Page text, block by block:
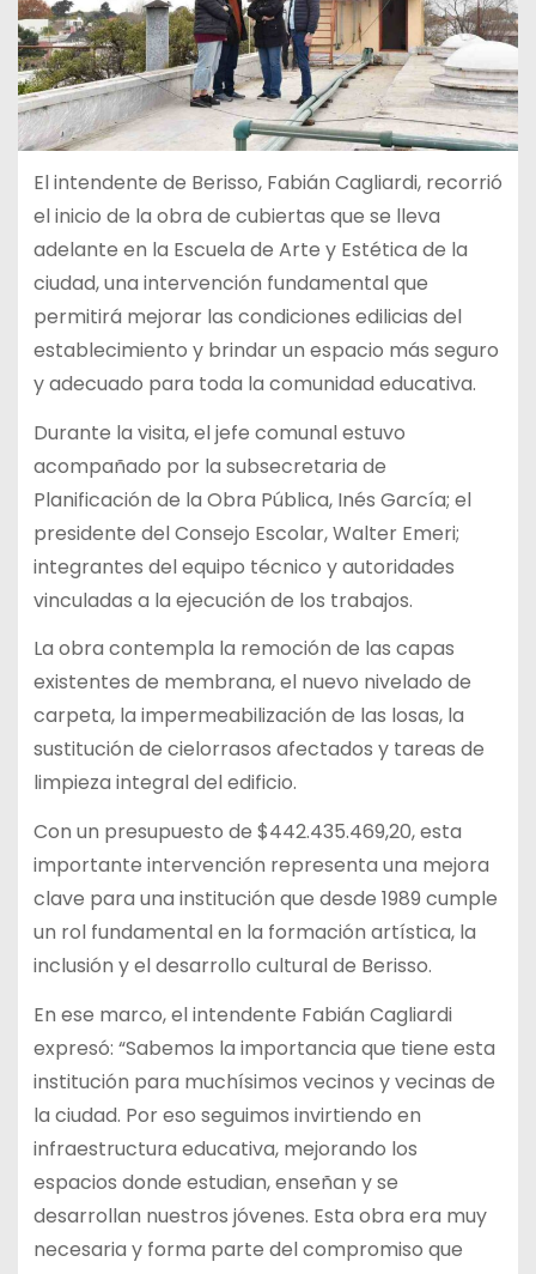
El intendente de Berisso, Fabián Cagliardi, recorrió
el inicio de la obra de cubiertas que se lleva
adelante en la Escuela de Arte y Estética de la
ciudad, una intervención fundamental que
permitirá mejorar las condiciones edilicias del
establecimiento y brindar un espacio más seguro
y adecuado para toda la comunidad educativa.
Durante la visita, el jefe comunal estuvo
acompañado por la subsecretaria de
Planificación de la Obra Pública, Inés García; el
presidente del Consejo Escolar, Walter Emeri;
integrantes del equipo técnico y autoridades
vinculadas a la ejecución de los trabajos.
La obra contempla la remoción de las capas
existentes de membrana, el nuevo nivelado de
carpeta, la impermeabilización de las losas, la
sustitución de cielorrasos afectados y tareas de
limpieza integral del edificio.
Con un presupuesto de $442.435.469,20, esta
importante intervención representa una mejora
clave para una institución que desde 1989 cumple
un rol fundamental en la formación artística, la
inclusión y el desarrollo cultural de Berisso.
En ese marco, el intendente Fabián Cagliardi
expresó: “Sabemos la importancia que tiene esta
institución para muchísimos vecinos y vecinas de
la ciudad. Por eso seguimos invirtiendo en
infraestructura educativa, mejorando los
espacios donde estudian, enseñan y se
desarrollan nuestros jóvenes. Esta obra era muy
necesaria y forma parte del compromiso que